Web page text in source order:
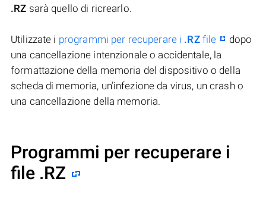
.RZ sarà quello di ricrearlo.
Utilizzate i programmi per recuperare i .RZfile
dopo
una cancellazione intenzionale o accidentale, la
formattazione della memoria del dispositivo o della
scheda di memoria, un’infezione da virus, un crash o
una cancellazione della memoria.
Programmi per recuperare i
file .RZ